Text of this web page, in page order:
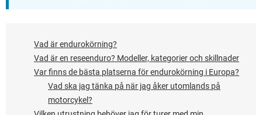
Vad är endurokörning?
Vad är en reseenduro? Modeller, kategorier och skillnader
Var finns de bästa platserna för endurokörning i Europa?
Vad ska jag tänka på när jag åker utomlands på
motorcykel?